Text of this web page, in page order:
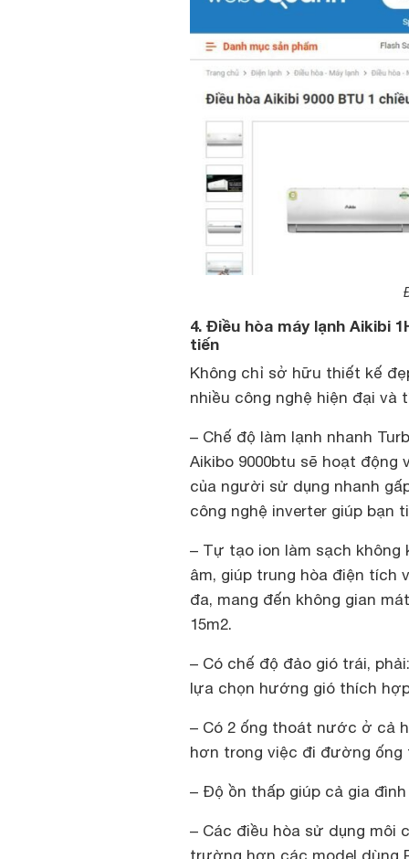
4. Điều hòa máy lạnh Aikibi
tiến
Không chỉ sở hữu thiết kế
nhiều công nghệ hiện đại và
– Chế độ làm lạnh nhanh
Aikibo 9000btu sẽ hoạt
của người sử dụng nhanh
công nghệ inverter giúp bạn
– Tự tạo ion làm sạch không
âm, giúp trung hòa điện tích
đa, mang đến không gian
15m2.
– Có chế độ đảo gió trái,
lựa chọn hướng gió thích
– Có 2 ống thoát nước ở cả
hơn trong việc đi đường
– Độ ồn thấp giúp cả gia
– Các điều hòa sử dụng môi
trường hơn các model dùng